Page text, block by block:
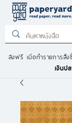
ส่งฟรี เมื่อทำรายการ
เงินป